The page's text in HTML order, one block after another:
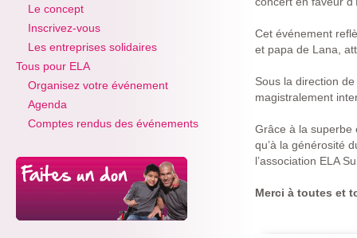
Le concept
Inscrivez-vous
Les entreprises solidaires
Tous pour ELA
Organisez votre événement
Agenda
Comptes rendus des événements
Cet événement
et papa de Lana,
Sous la direction
magistralement
Grâce à la superbe
qu’à la générosité
l’association ELA
Merci à toutes et